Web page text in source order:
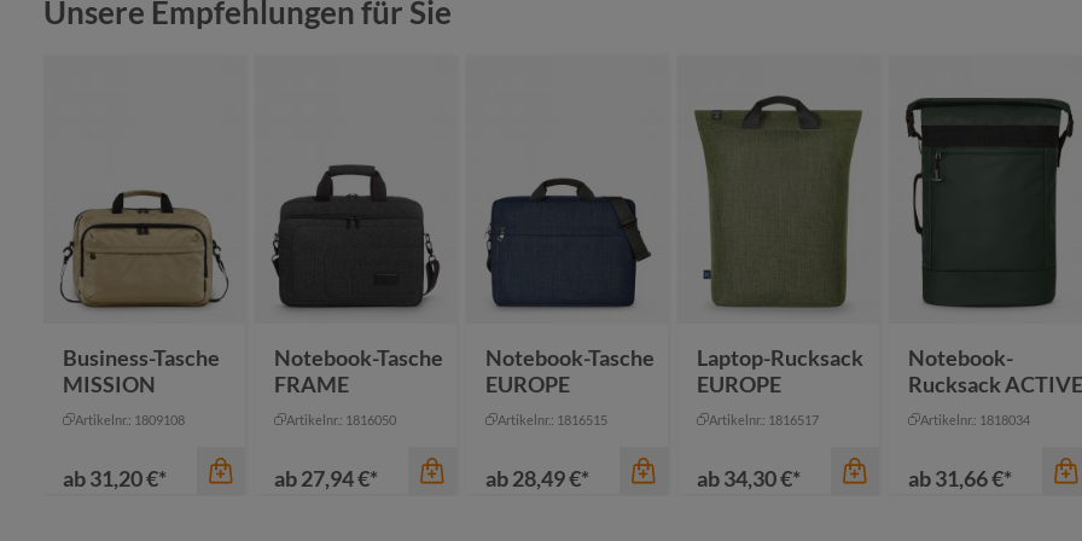
Unsere Empfehlungen für Sie
Business-Tasche
MISSION
Artikelnr.: 1809108
ab31,20 €*
Notebook-Tasche
FRAME
Artikelnr.: 1816050
ab27,94 €*
Notebook-Tasche
EUROPE
Artikelnr.: 1816515
ab28,49 €*
Laptop-Rucksack
EUROPE
Artikelnr.: 1816517
ab34,30 €*
Notebook-
Rucksack ACTIVE
Artikelnr.: 1818034
ab31,66 €*